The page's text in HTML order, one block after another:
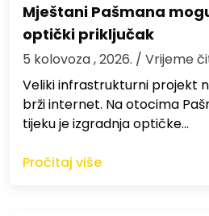
Mještani Pašmana
optički priključak
5 kolovoza , 2026. / Vrijeme
Veliki infrastrukturni projekt
brži internet. Na otocima
tijeku je izgradnja optičke…
Pročitaj više